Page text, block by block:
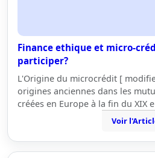
Finance ethique et micro-
participer?
L'Origine du microcrédit [
origines anciennes dans les
créées en Europe à la fin du XIX
Voir